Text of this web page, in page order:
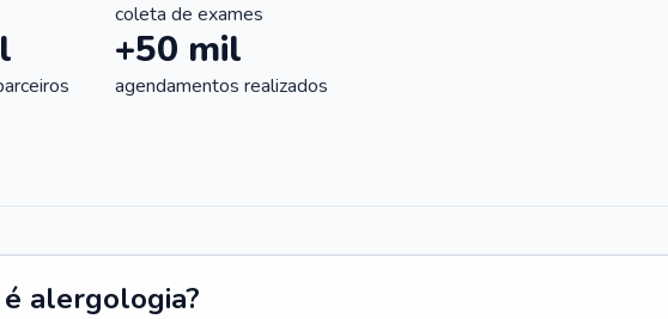
coleta de exames
+50 mil
agendamentos realizados
alergologia?